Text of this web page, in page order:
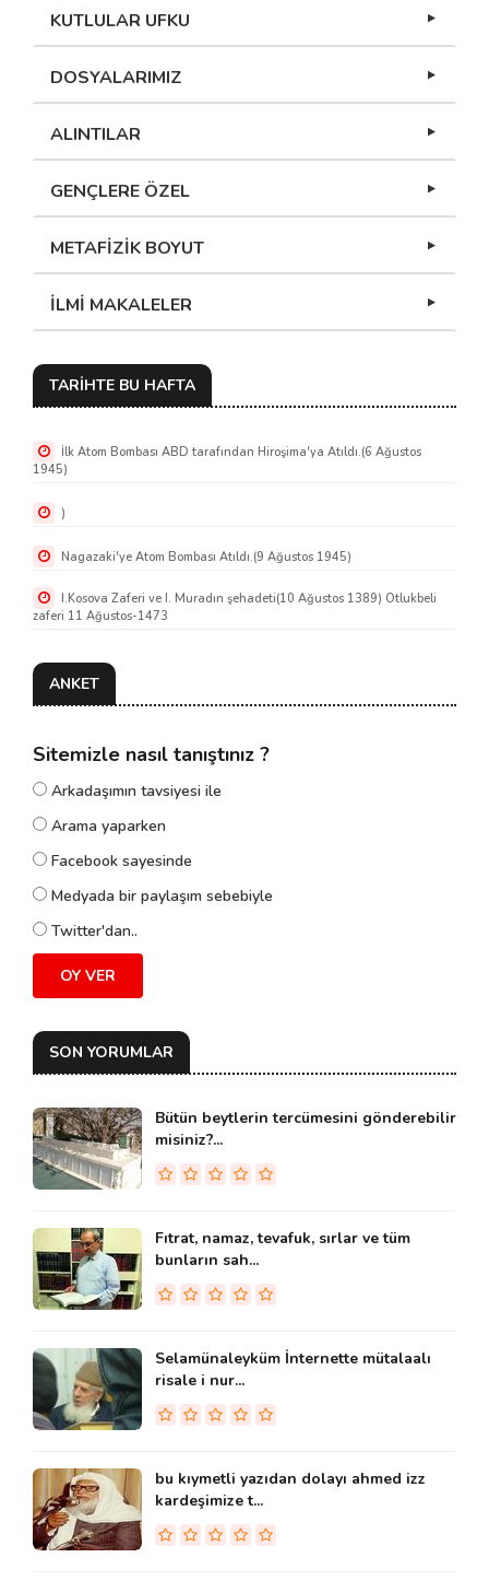
KUTLULAR UFKU
DOSYALARIMIZ
ALINTILAR
GENÇLERE ÖZEL
METAFİZİK BOYUT
İLMİ MAKALELER
TARİHTE BU HAFTA
İlk Atom Bombası ABD tarafından Hiroşima'ya Atıldı.(6 Ağustos
1945)
)
Nagazaki'ye Atom Bombası Atıldı.(9 Ağustos 1945)
I.Kosova Zaferi ve I. Muradın şehadeti(10 Ağustos 1389) Otlukbeli
zaferi 11 Ağustos-1473
ANKET
Sitemizle nasıl tanıştınız ?
Arkadaşımın tavsiyesi ile
Arama yaparken
Facebook sayesinde
Medyada bir paylaşım sebebiyle
Twitter'dan..
OY VER
SON YORUMLAR
Bütün beytlerin tercümesini gönderebilir
misiniz?...
Fıtrat, namaz, tevafuk, sırlar ve tüm
bunların sah...
Selamünaleyküm İnternette mütalaalı
risale i nur...
bu kıymetli yazıdan dolayı ahmed izz
kardeşimize t...